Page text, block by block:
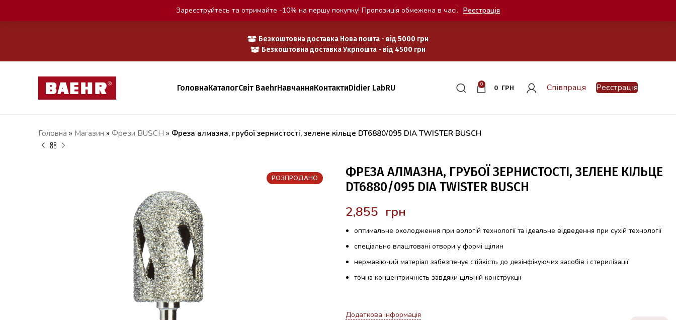
Безкоштовна доставка Нова пошта - від 5000 грн
Безкоштовна доставка Укрпошта - від 4500 грн
ГоловнаКаталогСвіт BaehrНавчанняКонтактиDidier LabRU 0
0 ГРН Співпраця Реєстрація
Головна » Магазин » Фрези BUSCH » Фреза алмазна, грубої зернистості, зелене кільце DT6880/095 DIA TWISTER BUSCH
РОЗПРОДАНО
ФРЕЗА АЛМАЗНА, ГРУБОЇ ЗЕРНИСТОСТІ, ЗЕЛЕНЕ КІЛЬЦЕ
DT6880/095 DIA TWISTER BUSCH
грн
оптимальне охолодження при вологій технології та ідеальне відведення при сухій технології
спеціально влаштовані отвори у формі щілин
нержавіючий матеріал забезпечує стійкість до дезінфікуючих засобів і стерилізації
точна концентричність завдяки цільній конструкції
Додаткова інформація
Зареєструйтесь та отримайте -10% на першу покупку! Пропозиція обмежена в часі. Реєстрація